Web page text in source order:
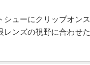
ューにクリップオン
ンズの視野に合わせ